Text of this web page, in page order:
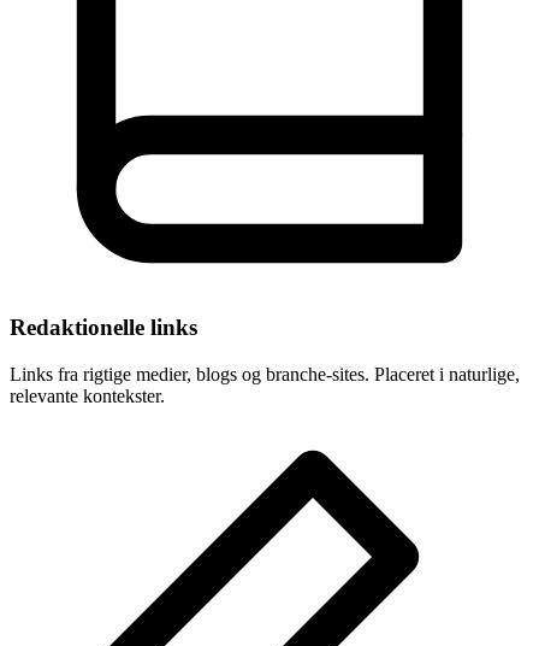
Redaktionelle links
Links fra rigtige medier, blogs og branche-sites. Placeret i naturlige,
relevante kontekster.